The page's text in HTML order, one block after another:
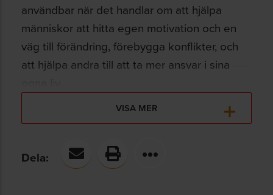
användbar när det handlar om att hjälpa
människor att hitta egen motivation och en
väg till förändring, förebygga konflikter, och
att hjälpa andra till att ta mer ansvar i sina
Upplevelsebaserade
Utbildningen i motiverande samtal omfattar
VISA MER
Dela: